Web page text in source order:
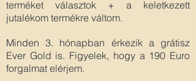
terméket választok + a keletkezett
jutalékom termékre váltom.
Minden 3. hónapban érkezik a grátisz
Ever Gold is. Figyelek, hogy a 190 Euro
forgalmat elérjem.